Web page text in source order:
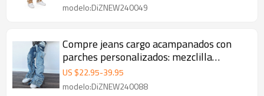
modelo:DiZNEW240049
Compre jeans cargo acampanados con
parches personalizados: mezclilla
desgastada única | DiZNEW
US $22.95-39.95
modelo:DiZNEW240088